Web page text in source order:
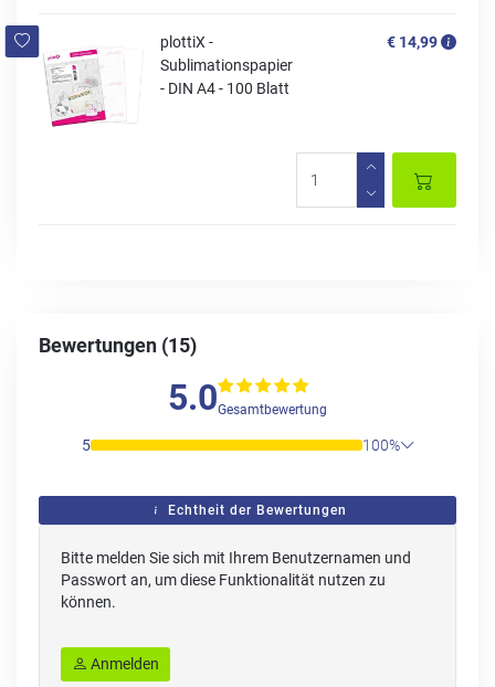
plottiX -
Sublimationspapier
- DIN A4 - 100 Blatt
€ 14,99
Bewertungen (15)
5.0Gesamtbewertung
5 100%
Echtheit der Bewertungen
Bitte melden Sie sich mit Ihrem Benutzernamen und
Passwort an, um diese Funktionalität nutzen zu
können.
Anmelden